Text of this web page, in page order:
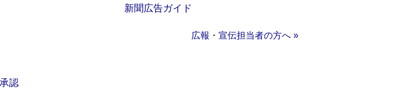
認
新聞広告ガイド
広報・宣伝担当者の方へ »